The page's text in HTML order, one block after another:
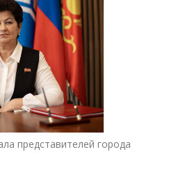
представителей города